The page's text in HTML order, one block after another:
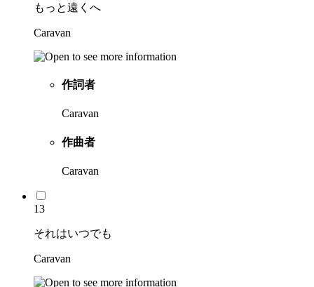
もっと遠くへ
Caravan
作詞者
Caravan
作曲者
Caravan
13
それはいつでも
Caravan